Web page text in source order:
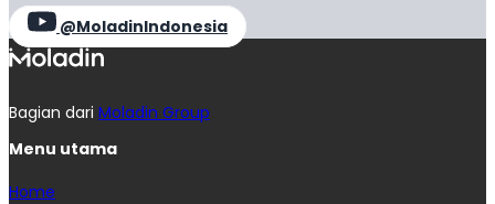
@MoladinIndonesia
Bagian dari Moladin Group
Menu utama
Home